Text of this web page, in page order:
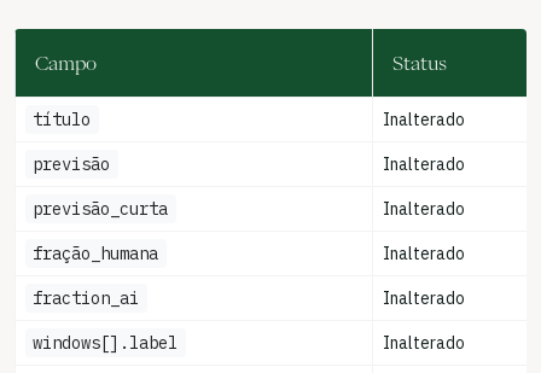
Campo Status
título Inalterado
previsão Inalterado
previsão_curta Inalterado
fração_humana Inalterado
fraction_ai Inalterado
windows[].label Inalterado